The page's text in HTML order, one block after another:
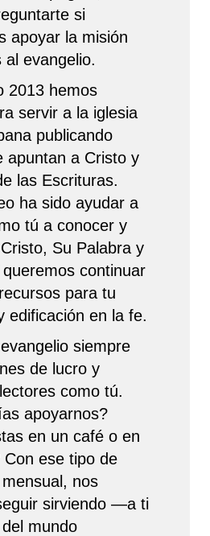
si
apoyar la misión
al evangelio.
2013 hemos
servir a la iglesia
publicando
apuntan a Cristo y
las Escrituras.
ha sido ayudar a
tú a conocer y
Su Palabra y
continuar
para tu
edificación en la fe.
siempre
de lucro y
como tú.
apoyarnos?
en un café o en
ese tipo de
nos
sirviendo —a ti
mundo